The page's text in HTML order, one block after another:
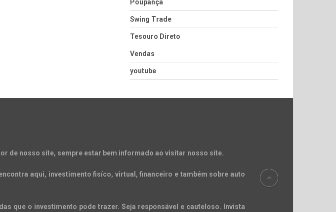
Poupança
Swing Trade
Tesouro Direto
Vendas
youtube
de nosso site, sempre estar bem informado ao visitar nosso site.
aqui, investimento fisíco, virtual, financeiro e também sobre auto
que o investimento pode trazer. Seja responsável e cauteloso. Invista